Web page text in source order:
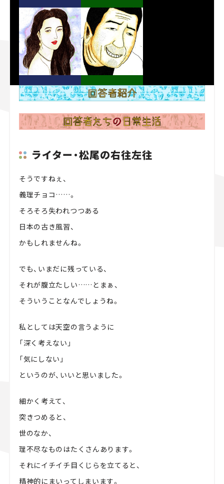
ライター・松尾の右往左往
そうですねぇ、
義理チョコ……。
そろそろ失われつつある
日本の古き風習、
かもしれませんね。
でも、いまだに残っている、
それが腹立たしい……とまぁ、
そういうことなんでしょうね。
私としては天空の言うように
「深く考えない」
「気にしない」
というのが、いいと思いました。
細かく考えて、
突きつめると、
世のなか、
理不尽なものはたくさんあります。
それにイチイチ目くじらを立てると、
精神的にまいってしまいます。